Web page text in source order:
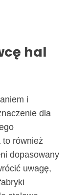
hal
i
dla
to również
dopasowany
uwagę,